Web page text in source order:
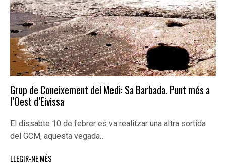
Grup de Coneixement del Medi: Sa Barbada. Punt més a
l’Oest d’Eivissa
El dissabte 10 de febrer es va realitzar una altra sortida
del GCM, aquesta vegada…
LLEGIR-NE MÉS